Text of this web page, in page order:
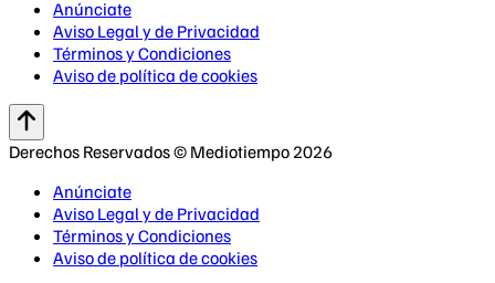
Anúnciate
Aviso Legal y de Privacidad
Términos y Condiciones
Aviso de política de cookies
Derechos Reservados © Mediotiempo 2026
Anúnciate
Aviso Legal y de Privacidad
Términos y Condiciones
Aviso de política de cookies